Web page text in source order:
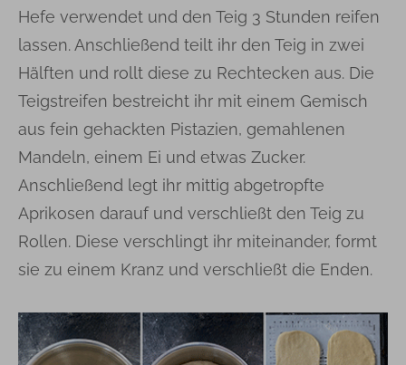
Hefe verwendet und den Teig 3 Stunden reifen
lassen. Anschließend teilt ihr den Teig in zwei
Hälften und rollt diese zu Rechtecken aus. Die
Teigstreifen bestreicht ihr mit einem Gemisch
aus fein gehackten Pistazien, gemahlenen
Mandeln, einem Ei und etwas Zucker.
Anschließend legt ihr mittig abgetropfte
Aprikosen darauf und verschließt den Teig zu
Rollen. Diese verschlingt ihr miteinander, formt
sie zu einem Kranz und verschließt die Enden.